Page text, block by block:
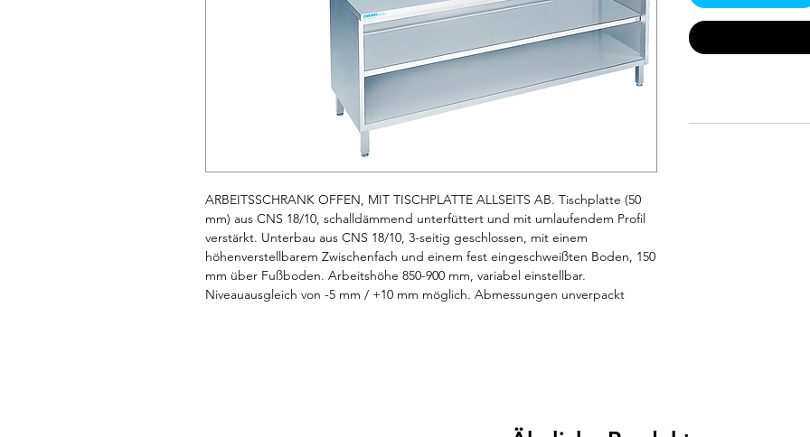
ARBEITSSCHRANK OFFEN, MIT TISCHPLATTE ALLSEITS AB. Tischplatte (50
mm) aus CNS 18/10, schalldämmend unterfüttert und mit umlaufendem Profil
verstärkt. Unterbau aus CNS 18/10, 3-seitig geschlossen, mit einem
höhenverstellbarem Zwischenfach und einem fest eingeschweißten Boden, 150
mm über Fußboden. Arbeitshöhe 850-900 mm, variabel einstellbar.
Niveauausgleich von -5 mm / +10 mm möglich. Abmessungen unverpackt